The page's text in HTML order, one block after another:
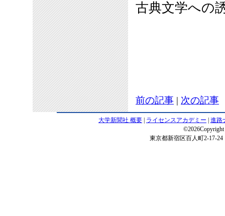
古典文学への
前の記事 | 次の記事
大学新聞社 概要 ライセンスアカデミー
進路
©2026Copyright
東京都新宿区百人町2-17-